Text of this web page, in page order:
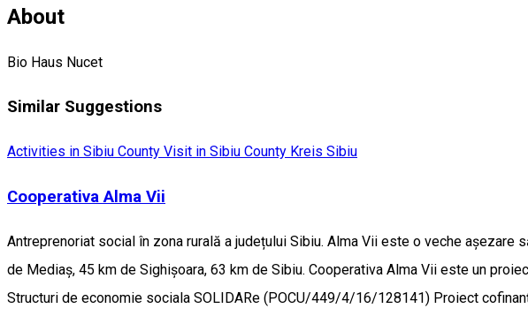
About
Bio Haus Nucet
Similar Suggestions
Activities in Sibiu County Visit in Sibiu County Kreis Sibiu
Cooperativa Alma Vii
Antreprenoriat social în zona rurală a județului Sibiu. Alma Vii este o veche
de Mediaș, 45 km de Sighișoara, 63 km de Sibiu. Cooperativa Alma Vii este un
Structuri de economie sociala SOLIDARe (POCU/449/4/16/128141) Proiect